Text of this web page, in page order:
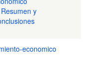
Resumen y
economico